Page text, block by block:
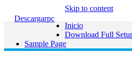
Descargarpc
Skip to content
Inicio
Download Full
Sample Page